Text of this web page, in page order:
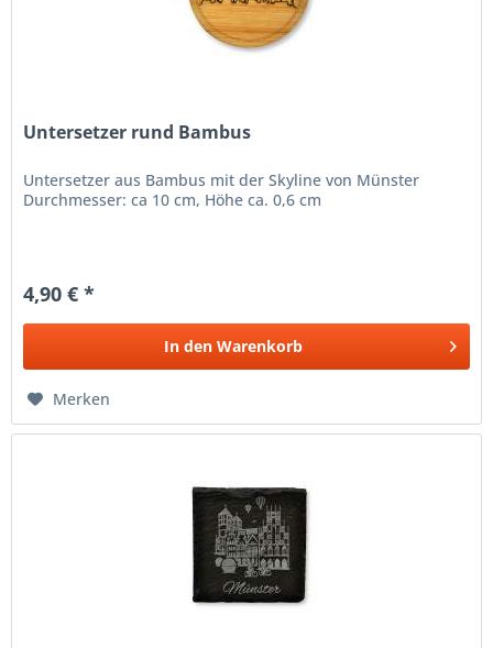
Untersetzer rund Bambus
Untersetzer aus Bambus mit der Skyline von Münster
Durchmesser: ca 10 cm, Höhe ca. 0,6 cm
4,90 € *
In den Warenkorb
Merken